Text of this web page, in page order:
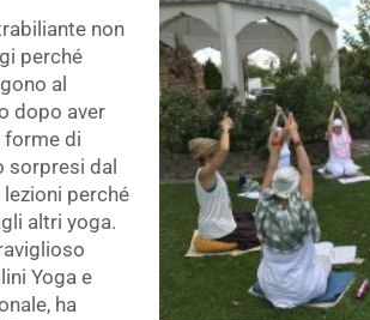
non
perché
al
dopo aver
forme di
sorpresi dal
perché
altri yoga.
Yoga e
ha